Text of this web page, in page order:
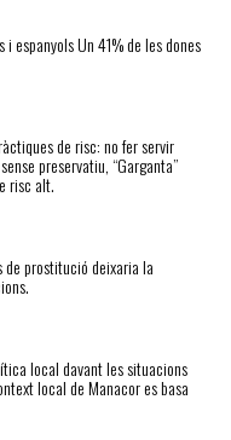
espanyols Un 41% de les dones
de risc: no fer servir
preservatiu, “Garganta”
risc alt.
prostitució deixaria la
tica local davant les situacions
local de Manacor es basa